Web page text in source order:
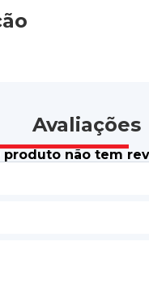
Avaliações
produto não tem